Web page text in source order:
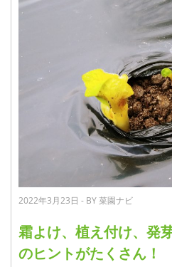
2022年3月23日 - BY 菜園ナビ
霜よけ、植え付け、発
のヒントがたくさん！